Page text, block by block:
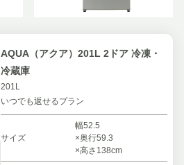
AQUA（アクア）201L 2ドア 冷凍・
冷蔵庫
201L
いつでも返せるプラン
サイズ
幅52.5
×奥行59.3
×高さ138cm